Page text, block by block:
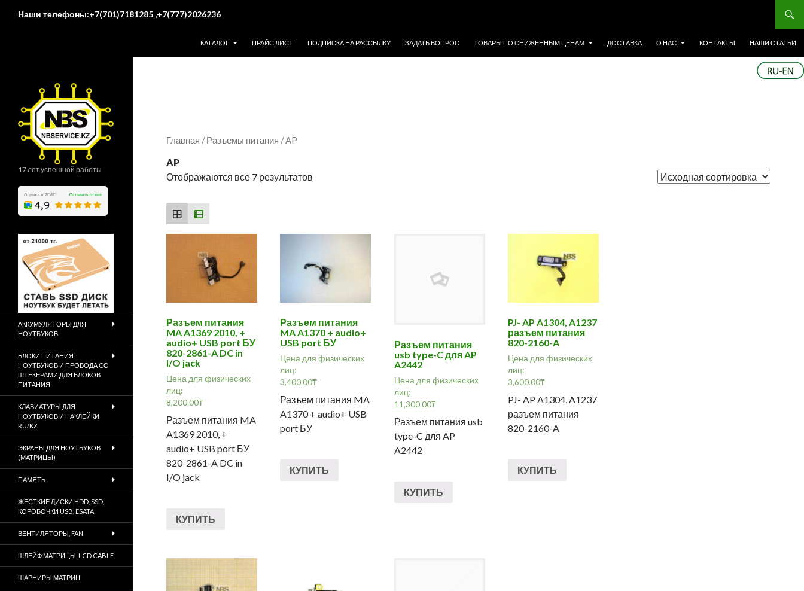
Наши телефоны:+7(701)7181285 ,+7(777)2026236
КАТАЛОГ
ПРАЙС ЛИСТ ПОДПИСКА НА РАССЫЛКУ ЗАДАТЬ ВОПРОС ТОВАРЫ ПО СНИЖЕННЫМ ЦЕНАМ ДОСТАВКА О НАС КОНТАКТЫ НАШИ СТАТЬИ
Главная /Разъемы питания / AP
AP
Отображаются все 7 результатов
Разъем питания
MA A1369 2010, +
audio+ USB port БУ
820-2861-A DC in
I/O jack
Цена для физических
лиц:
8,200.00₸
Разъем питания MA
A1369 2010, +
audio+ USB port БУ
820-2861-A DC in
I/O jack
КУПИТЬ
Разъем питания
MA A1370 + audio+
USB port БУ
Цена для физических
лиц:
3,400.00₸
Разъем питания MA
A1370 + audio+ USB
port БУ
КУПИТЬ
Разъем питания
usb type-C для AP
A2442
Цена для физических
лиц:
11,300.00₸
Разъем питания usb
type-C для AP
A2442
КУПИТЬ
PJ- AP A1304, A1237
разъем питания
820-2160-A
Цена для физических
лиц:
3,600.00₸
PJ- AP A1304, A1237
разъем питания
820-2160-A
КУПИТЬ
17 лет успешной работы
АККУМУЛЯТОРЫ ДЛЯ
НОУТБУКОВ
БЛОКИ ПИТАНИЯ
НОУТБУКОВ И ПРОВОДА СО
ШТЕКЕРАМИ ДЛЯ БЛОКОВ
ПИТАНИЯ
КЛАВИАТУРЫ ДЛЯ
НОУТБУКОВ И НАКЛЕЙКИ
RU/KZ
ЭКРАНЫ ДЛЯ НОУТБУКОВ
(МАТРИЦЫ)
ПАМЯТЬ
ЖЕСТКИЕ ДИСКИ HDD, SSD,
КОРОБОЧКИ USB, ESATA
ВЕНТИЛЯТОРЫ, FAN
ШЛЕЙФ МАТРИЦЫ, LCD CABLE
ШАРНИРЫ МАТРИЦ